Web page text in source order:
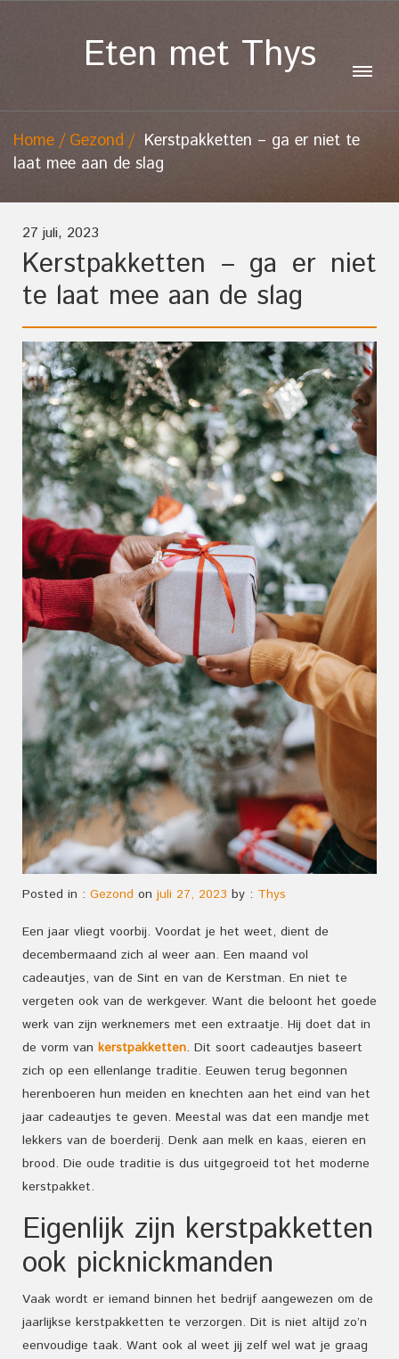
Eten met Thys
Home Gezond
Kerstpakketten – ga er niet te
laat mee aan de slag
27 juli, 2023
Kerstpakketten – ga er niet
te laat mee aan de slag
Posted in : Gezond on juli 27, 2023 by : Thys
Een jaar vliegt voorbij. Voordat je het weet, dient de
decembermaand zich al weer aan. Een maand vol
cadeautjes, van de Sint en van de Kerstman. En niet te
vergeten ook van de werkgever. Want die beloont het goede
werk van zijn werknemers met een extraatje. Hij doet dat in
de vorm van kerstpakketten. Dit soort cadeautjes baseert
zich op een ellenlange traditie. Eeuwen terug begonnen
herenboeren hun meiden en knechten aan het eind van het
jaar cadeautjes te geven. Meestal was dat een mandje met
lekkers van de boerderij. Denk aan melk en kaas, eieren en
brood. Die oude traditie is dus uitgegroeid tot het moderne
kerstpakket.
Eigenlijk zijn kerstpakketten
ook picknickmanden
Vaak wordt er iemand binnen het bedrijf aangewezen om de
jaarlijkse kerstpakketten te verzorgen. Dit is niet altijd zo’n
eenvoudige taak. Want ook al weet jij zelf wel wat je graag